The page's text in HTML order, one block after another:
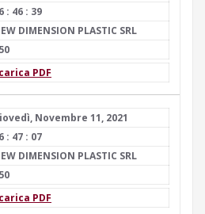
: 46 : 39
DIMENSION PLASTIC SRL
PDF
Novembre 11, 2021
: 47 : 07
DIMENSION PLASTIC SRL
PDF